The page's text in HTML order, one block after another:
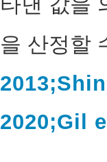
을 산정할
2013;
2020;Gil